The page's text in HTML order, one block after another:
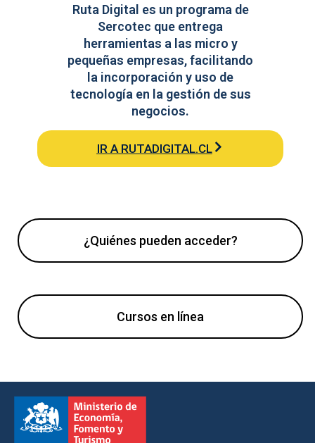
¿Quiénes pueden acceder?
Cursos en línea
Ruta Digital es un programa de
Sercotec que entrega
herramientas a las micro y
pequeñas empresas, facilitando
la incorporación y uso de
tecnología en la gestión de sus
negocios.
IR A RUTADIGITAL.CL